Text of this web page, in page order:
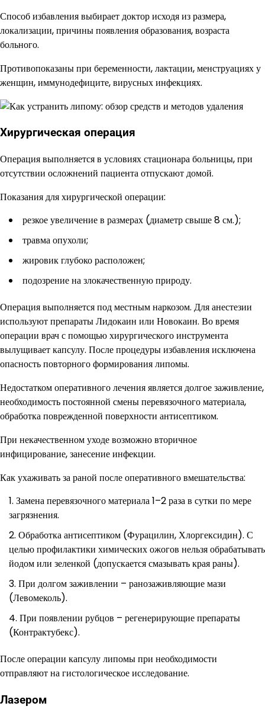
Способ избавления выбирает доктор исходя из размера,
локализации, причины появления образования, возраста
больного.
Противопоказаны при беременности, лактации, менструациях у
женщин, иммунодефиците, вирусных инфекциях.
Хирургическая операция
Операция выполняется в условиях стационара больницы, при
отсутствии осложнений пациента отпускают домой.
Показания для хирургической операции:
резкое увеличение в размерах (диаметр свыше 8 см.);
травма опухоли;
жировик глубоко расположен;
подозрение на злокачественную природу.
Операция выполняется под местным наркозом. Для анестезии
используют препараты Лидокаин или Новокаин. Во время
операции врач с помощью хирургического инструмента
вылущивает капсулу. После процедуры избавления исключена
опасность повторного формирования липомы.
Недостатком оперативного лечения является долгое заживление,
необходимость постоянной смены перевязочного материала,
обработка поврежденной поверхности антисептиком.
При некачественном уходе возможно вторичное
инфицирование, занесение инфекции.
Как ухаживать за раной после оперативного вмешательства:
Замена перевязочного материала 1–2 раза в сутки по мере
загрязнения.
Обработка антисептиком (Фурацилин, Хлоргексидин). С
целью профилактики химических ожогов нельзя обрабатывать
йодом или зеленкой (допускается смазывать края раны).
При долгом заживлении – ранозаживляющие мази
(Левомеколь).
При появлении рубцов – регенерирующие препараты
(Контрактубекс).
После операции капсулу липомы при необходимости
отправляют на гистологическое исследование.
Лазером